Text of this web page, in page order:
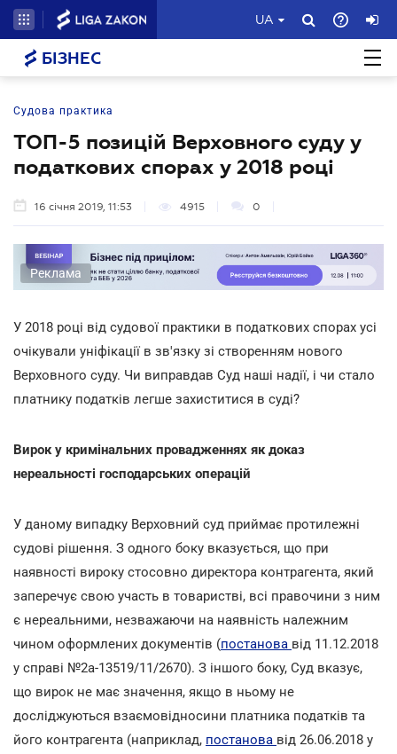
UA
БІЗНЕС
Судова практика
ТОП-5 позицій Верховного суду у
податкових спорах у 2018 році
16 січня 2019, 11:53 4915 0
Реклама
У 2018 році від судової практики в податкових спорах усі
очікували уніфікації в зв'язку зі створенням нового
Верховного суду. Чи виправдав Суд наші надії, і чи стало
платнику податків легше захиститися в суді?
Вирок у кримінальних провадженнях як доказ
нереальності господарських операцій
У даному випадку Верховний суд приймає протилежні
судові рішення. З одного боку вказується, що при
наявності вироку стосовно директора контрагента, який
заперечує свою участь в товаристві, всі правочини з ним
є нереальними, незважаючи на наявність належним
чином оформлених документів (постанова від 11.12.2018
у справі №2а-13519/11/2670). З іншого боку, Суд вказує,
що вирок не має значення, якщо в ньому не
досліджуються взаємовідносини платника податків та
його контрагента (наприклад, постанова від 26.06.2018 у